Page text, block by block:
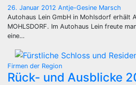
26. Januar 2012 Antje-Gesine Marsch
Autohaus Lein GmbH in Mohlsdorf erhält
MOHLSDORF. Im Autohaus Lein freute
eine…
Firmen der Region
Rück- und Ausblicke